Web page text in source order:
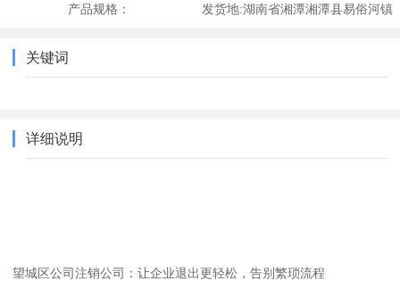
产品规格： 发货地:湖南省湘潭湘潭县易俗河镇
关键词
详细说明
望城区公司注销公司：让企业退出更轻松，告别繁琐流程